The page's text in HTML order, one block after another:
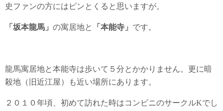
史ファンの方にはピンとくると思いますが。
「坂本龍馬」 の寓居地と 「本能寺」 です。
龍馬寓居地と本能寺は歩いて５分とかかりません。更に暗
殺地（旧近江屋）も近い場所にあります。
２０１０年頃、初めて訪れた時はコンビニのサークルKでし